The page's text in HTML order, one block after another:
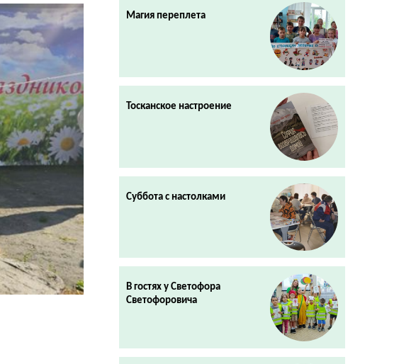
Магия переплета
Тосканское настроение
Суббота с настолками
В гостях у Светофора
Светофоровича